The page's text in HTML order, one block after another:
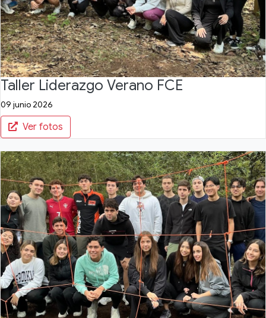
Taller Liderazgo Verano FCE
09 junio 2026
Ver fotos